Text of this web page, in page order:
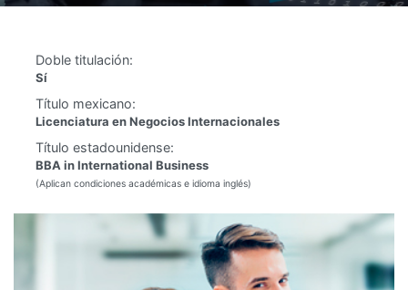
Doble titulación:
Sí
Título mexicano:
Licenciatura en Negocios Internacionales
Título estadounidense:
BBA in International Business
(Aplican condiciones académicas e idioma inglés)